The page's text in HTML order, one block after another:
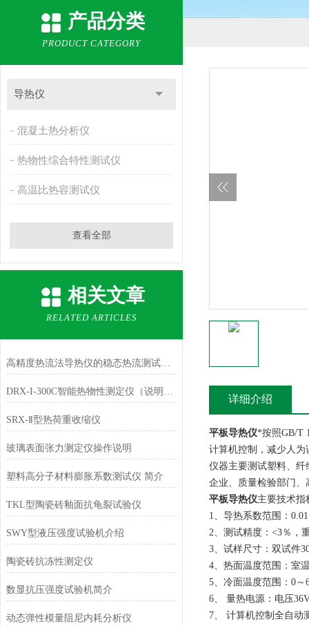
产品分类
PRODUCT CATEGORY
导热仪
混凝土热分析仪
热物性综合特性测试仪
高温比热容测试仪
查看全部
相关文章
RELATED ARTICLES
高精度热流法导热仪的稳态热流测试原理与结构解析
DRX-I-300C智能热物性测定仪（说明书）
SRX-Ⅱ型热荷重收缩仪
玻璃表面张力测定仪操作说明
塑料高分子材料膨胀系数测试仪 简介
TKL型陶瓷砖釉面抗龟裂试验仪
SWY型液压强度试验机介绍
陶瓷砖抗冻性测定仪
数显抗压强度试验机简介
动态弹性模量阻尼内耗分析仪
详细介绍
平板导热仪*按照GB/T
计算机控制，减少人
仪器主要测试塑料、
企业、质量检验部门
平板导热仪主要技术指
1、导热系数范围：
2、测试精度：<3％，
3、试样尺寸：双试件
4、热面温度范围：室
5、冷面温度范围：0
6、 量热电源：电压
7、 计算机控制全自动